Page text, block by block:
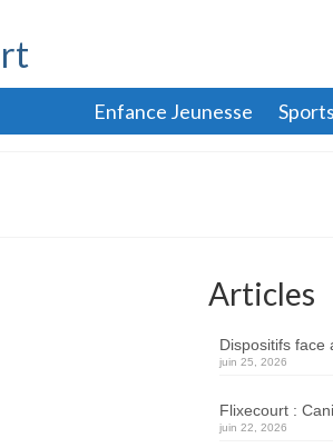
Enfance Jeunesse
Articles
Dispositifs face
juin 25, 2026
Flixecourt :
juin 22, 2026